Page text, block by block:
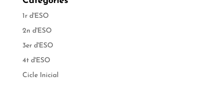
1r d'ESO
2n d'ESO
3er d'ESO
4t d'ESO
Cicle Inicial